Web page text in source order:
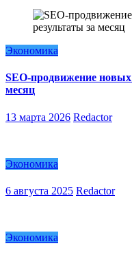
Экономика
SEO-продвижение новых
месяц
13 марта 2026 Redactor
Экономика
6 августа 2025 Redactor
Экономика